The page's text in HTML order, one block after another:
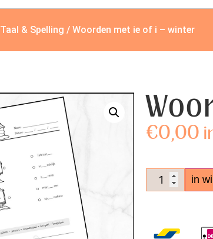
Taal & Spelling / Woorden met ie of i – winter
€0,00
in